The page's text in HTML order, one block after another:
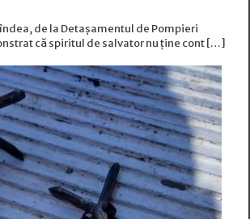
de la Detașamentul de Pompieri
că spiritul de salvator nu ține cont […]